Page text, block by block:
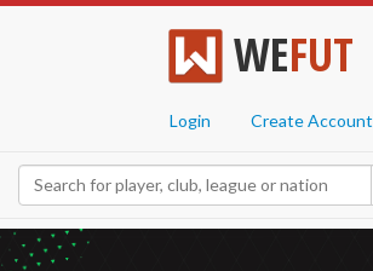
WEFUT
Login Create Account